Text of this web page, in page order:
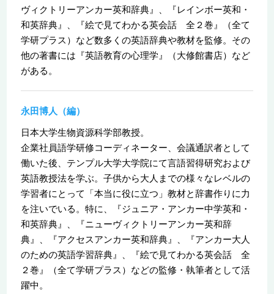
ヴィクトリーアンカー英和辞典』、『レインボー英和・
和英辞典』、『絵で見てわかる英会話 全２巻』（全て
学研プラス）など数多くの英語辞典や教材を監修。その
他の著書には『英語教育の心理学』（大修館書店）など
がある。
永田博人（編）
日本大学生物資源科学部教授。
企業社員語学研修コーディネーター、会議通訳者として
働いた後、テンプル大学大学院にて言語習得研究および
英語教授法を学ぶ。子供から大人までの様々なレベルの
学習者にとって「本当に役に立つ」教材と辞書作りに力
を注いでいる。特に、『ジュニア・アンカー中学英和・
和英辞典』、『ニューヴィクトリーアンカー英和辞
典』、『アクセスアンカー英和辞典』、『アンカー大人
のための英語学習辞典』、『絵で見てわかる英会話 全
２巻』（全て学研プラス）などの監修・執筆者として活
躍中。